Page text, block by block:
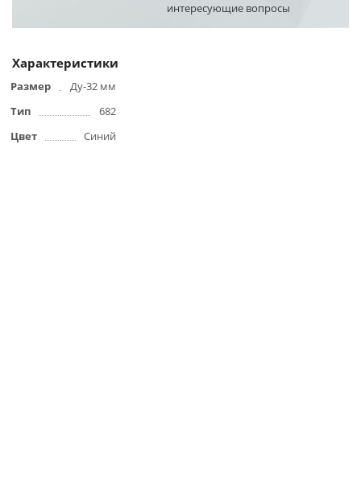
интересующие вопросы
Характеристики
Размер
Ду-32 мм
Тип
682
Цвет
Синий